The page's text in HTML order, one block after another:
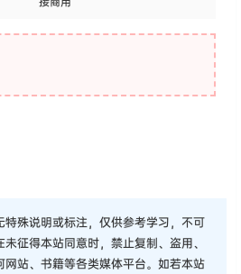
特殊说明或标注，仅供参考学习，不可
征得本站同意时，禁止复制、盗用、
网站、书籍等各类媒体平台。如若本站